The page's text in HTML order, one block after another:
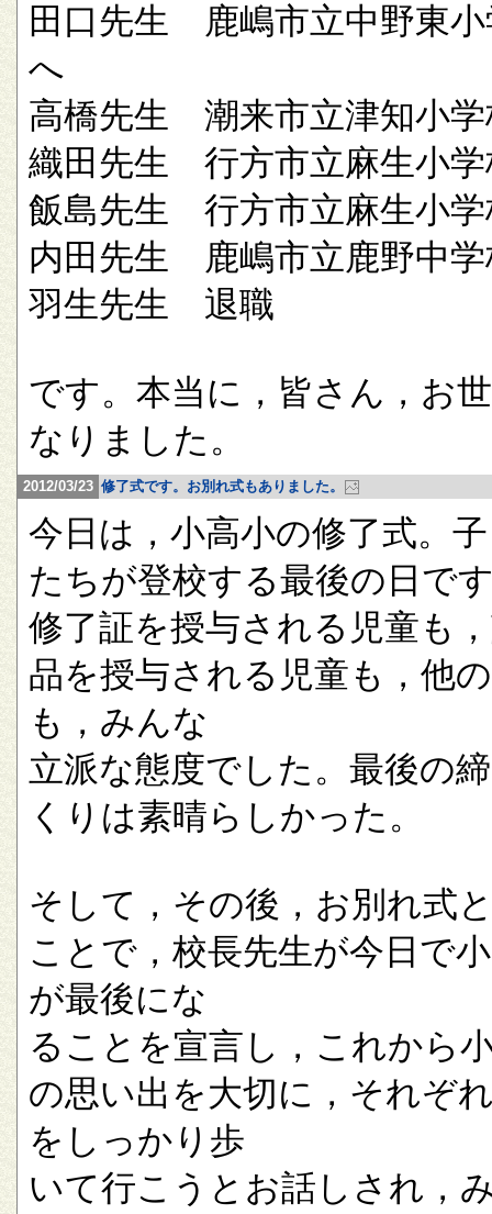
田口先生 鹿嶋市立中野東小
へ
高橋先生 潮来市立津知小学
織田先生 行方市立麻生小学
飯島先生 行方市立麻生小学
内田先生 鹿嶋市立鹿野中学
羽生先生 退職
です。本当に，皆さん，お
なりました。
2012/03/23 修了式です。お別れ式もありました。
今日は，小高小の修了式。
たちが登校する最後の日で
修了証を授与される児童も
品を授与される児童も，他
も，みんな
立派な態度でした。最後の
くりは素晴らしかった。
そして，その後，お別れ式
ことで，校長先生が今日で
が最後にな
ることを宣言し，これから
の思い出を大切に，それぞ
をしっかり歩
いて行こうとお話しされ，